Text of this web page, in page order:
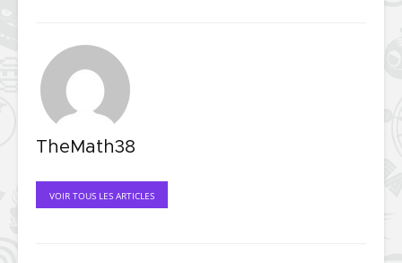
TheMath38
VOIR TOUS LES ARTICLES